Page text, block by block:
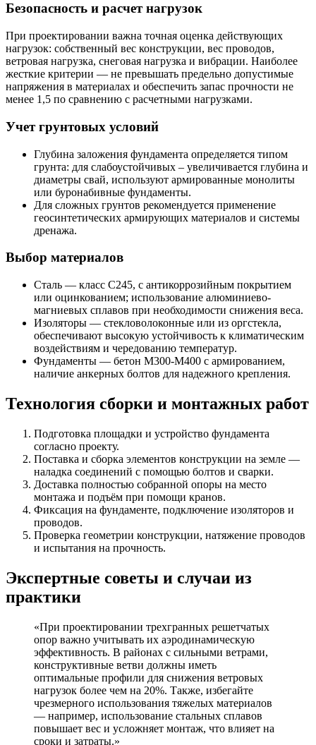
Безопасность и расчет нагрузок
При проектировании важна точная оценка действующих
нагрузок: собственный вес конструкции, вес проводов,
ветровая нагрузка, снеговая нагрузка и вибрации. Наиболее
жесткие критерии — не превышать предельно допустимые
напряжения в материалах и обеспечить запас прочности не
менее 1,5 по сравнению с расчетными нагрузками.
Учет грунтовых условий
Глубина заложения фундамента определяется типом
грунта: для слабоустойчивых – увеличивается глубина и
диаметры свай, используют армированные монолиты
или буронабивные фундаменты.
Для сложных грунтов рекомендуется применение
геосинтетических армирующих материалов и системы
дренажа.
Выбор материалов
Сталь — класс С245, с антикоррозийным покрытием
или оцинкованием; использование алюминиево-
магниевых сплавов при необходимости снижения веса.
Изоляторы — стекловолоконные или из оргстекла,
обеспечивают высокую устойчивость к климатическим
воздействиям и чередованию температур.
Фундаменты — бетон М300-М400 с армированием,
наличие анкерных болтов для надежного крепления.
Технология сборки и монтажных работ
Подготовка площадки и устройство фундамента
согласно проекту.
Поставка и сборка элементов конструкции на земле —
наладка соединений с помощью болтов и сварки.
Доставка полностью собранной опоры на место
монтажа и подъём при помощи кранов.
Фиксация на фундаменте, подключение изоляторов и
проводов.
Проверка геометрии конструкции, натяжение проводов
и испытания на прочность.
Экспертные советы и случаи из
практики
«При проектировании трехгранных решетчатых
опор важно учитывать их аэродинамическую
эффективность. В районах с сильными ветрами,
конструктивные ветви должны иметь
оптимальные профили для снижения ветровых
нагрузок более чем на 20%. Также, избегайте
чрезмерного использования тяжелых материалов
— например, использование стальных сплавов
повышает вес и усложняет монтаж, что влияет на
сроки и затраты.»